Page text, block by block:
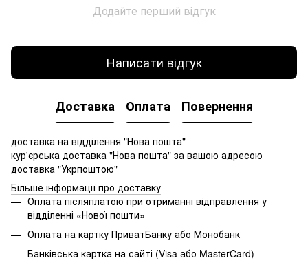
Додайте перший відгук
Написати відгук
Доставка Оплата Повернення
доставка на відділення "Нова пошта"
кур'єрська доставка "Нова пошта" за вашою адресою
доставка "Укрпоштою"
Більше інформації про доставку
Оплата післяплатою при отриманні відправлення у
відділенні «Нової пошти»
Оплата на картку ПриватБанку або Монобанк
Банківська картка на сайті (Visa або MasterCard)